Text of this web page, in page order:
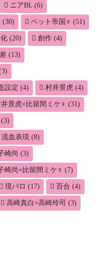
ニアBL (6)
(30) ペット帝国♀ (51)
(20) 創作 (4)
(13)
設定 (4) 村井景虎 (4)
景虎×比留間ミケ♀ (31)
(3)
流血表現 (8)
崎尚 (3)
崎尚×比留間ミケ♀ (7)
現パロ (17) 百合 (4)
高崎真白+高崎玲司 (3)